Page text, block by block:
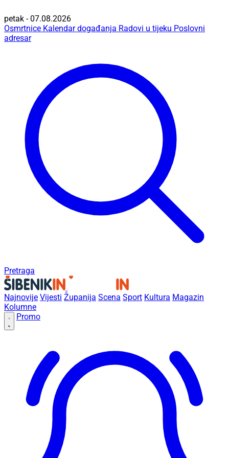
petak - 07.08.2026
Osmrtnice Kalendar događanja Radovi u tijeku Poslovni
adresar
Pretraga
Najnovije Vijesti Županija Scena Sport Kultura Magazin
Kolumne
Promo